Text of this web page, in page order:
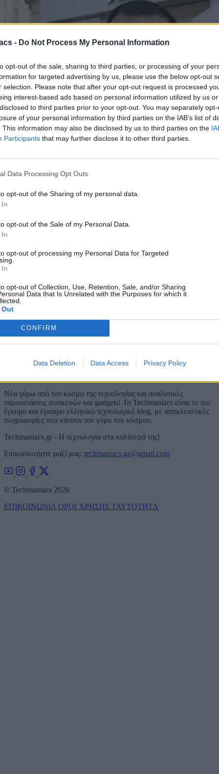
- Do Not Process My Personal Information
opt-out of the sale, sharing to third parties, or processing of your
for targeted advertising by us, please use the below opt-out
selection. Please note that after your opt-out request is processed
interest-based ads based on personal information utilized by us
to third parties prior to your opt-out. You may separately
of your personal information by third parties on the IAB’s list of
This information may also be disclosed by us to third parties on the
Participants that may further disclose it to other third parties.
Data Processing Opt Outs
opt-out of the Sharing of my personal data.
opt-out of the Sale of my Personal Data.
opt-out of processing my Personal Data for Targeted
opt-out of Collection, Use, Retention, Sale, and/or Sharing
Data that Is Unrelated with the Purposes for which it
CONFIRM
Data Deletion Data Access Privacy Policy
Android07/03/2026
compact ναυαρχίδων;
Μείνε ενημερωμένος
Ακολούθησέ μας στα social media και πρόσθεσέ μας στις
αγαπημένες σου πηγές για να μη χάνεις καμία είδηση.
Add to Google
Νέα γύρω από τον κόσμο της τεχνολογίας και αναλυτικές
παρουσιάσεις συσκευών και gadgets! Το Techmaniacs είναι το πιο
έγκυρο και έγκαιρο ελληνικό τεχνολογικό blog, με αποκλειστικές
πληροφορίες που κάνουν τον γύρο του κόσμου.
Techmaniacs.gr - Η τεχνολογία στα καλύτερά της!
Επικοινωνήστε μαζί μας: techmaniacs.gr@gmail.com
© Techmaniacs 2026
ΕΠΙΚΟΙΝΩΝΙΑ ΟΡΟΙ ΧΡΗΣΗΣ ΤΑΥΤΟΤΗΤΑ